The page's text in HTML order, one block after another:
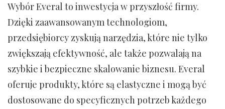
Wybór Everal to inwestycja w przyszłość firmy.
Dzięki zaawansowanym technologiom,
przedsiębiorcy zyskują narzędzia, które nie tylko
zwiększają efektywność, ale także pozwalają na
szybkie i bezpieczne skalowanie biznesu. Everal
oferuje produkty, które są elastyczne i mogą być
dostosowane do specyficznych potrzeb każdego